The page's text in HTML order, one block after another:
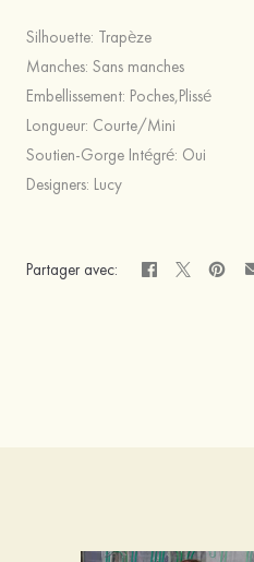
Silhouette: Trapèze
Manches: Sans manches
Embellissement: Poches,Plissé
Longueur: Courte/Mini
Soutien-Gorge Intégré: Oui
Designers: Lucy
Partager avec: